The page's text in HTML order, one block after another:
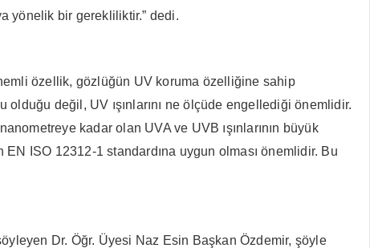
yönelik bir gerekliliktir.” dedi.
özellik, gözlüğün UV koruma özelliğine sahip
olduğu değil, UV ışınlarını ne ölçüde engellediği önemlidir.
kadar olan UVA ve UVB ışınlarının büyük
ISO 12312-1 standardına uygun olması önemlidir. Bu
Dr. Öğr. Üyesi Naz Esin Başkan Özdemir, şöyle